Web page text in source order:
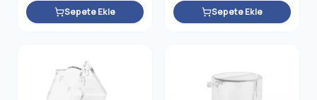
Sepete Ekle Sepete Ekle